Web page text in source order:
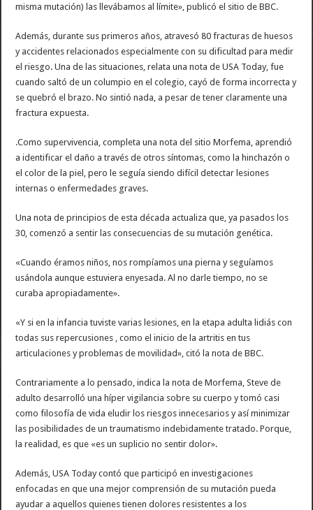
misma mutación) las llevábamos al límite», publicó el sitio de BBC.
Además, durante sus primeros años, atravesó 80 fracturas de huesos
y accidentes relacionados especialmente con su dificultad para medir
el riesgo. Una de las situaciones, relata una nota de USA Today, fue
cuando saltó de un columpio en el colegio, cayó de forma incorrecta y
se quebró el brazo. No sintió nada, a pesar de tener claramente una
fractura expuesta.
.Como supervivencia, completa una nota del sitio Morfema, aprendió
a identificar el daño a través de otros síntomas, como la hinchazón o
el color de la piel, pero le seguía siendo difícil detectar lesiones
internas o enfermedades graves.
Una nota de principios de esta década actualiza que, ya pasados los
30, comenzó a sentir las consecuencias de su mutación genética.
«Cuando éramos niños, nos rompíamos una pierna y seguíamos
usándola aunque estuviera enyesada. Al no darle tiempo, no se
curaba apropiadamente».
«Y si en la infancia tuviste varias lesiones, en la etapa adulta lidiás con
todas sus repercusiones , como el inicio de la artritis en tus
articulaciones y problemas de movilidad», citó la nota de BBC.
Contrariamente a lo pensado, indica la nota de Morfema, Steve de
adulto desarrolló una híper vigilancia sobre su cuerpo y tomó casi
como filosofía de vida eludir los riesgos innecesarios y así minimizar
las posibilidades de un traumatismo indebidamente tratado. Porque,
la realidad, es que «es un suplicio no sentir dolor».
Además, USA Today contó que participó en investigaciones
enfocadas en que una mejor comprensión de su mutación pueda
ayudar a aquellos quienes tienen dolores resistentes a los